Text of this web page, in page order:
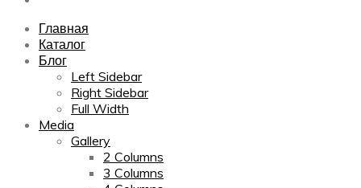
Главная
Каталог
Блог
Left Sidebar
Right Sidebar
Full Width
Media
Gallery
2 Columns
3 Columns